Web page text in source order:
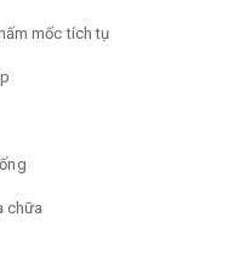
mốc tích tụ
chữa